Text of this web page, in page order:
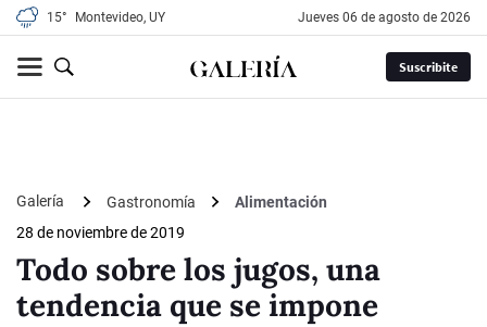
15° Montevideo, UY jueves 06 de agosto de 2026
Suscribite
Galería Gastronomía
Alimentación
28 de noviembre de 2019
Todo sobre los jugos, una
tendencia que se impone